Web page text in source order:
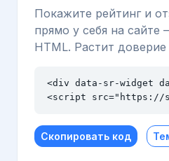
Покажите рейтинг и
прямо у себя на сайте
HTML. Растит доверие
<div data-sr-widget
<script src="https://
Скопировать код